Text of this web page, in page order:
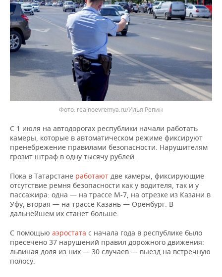
realnoevremya.ru/Илья Репин
С 1 июля на автодорогах республики начали работать
камеры, которые в автоматическом режиме фиксируют
пренебрежение правилами безопасности. Нарушителям
грозит штраф в одну тысячу рублей.
Пока в Татарстане работают две камеры, фиксирующие
отсутствие ремня безопасности как у водителя, так и у
пассажира: одна — на трассе М-7, на отрезке из Казани в
Уфу, вторая — на трассе Казань — Оренбург. В
дальнейшем их станет больше.
С помощью аэростата с начала года в республике было
пресечено 37 нарушений правил дорожного движения:
львиная доля из них — 30 случаев — выезд на встречную
полосу.